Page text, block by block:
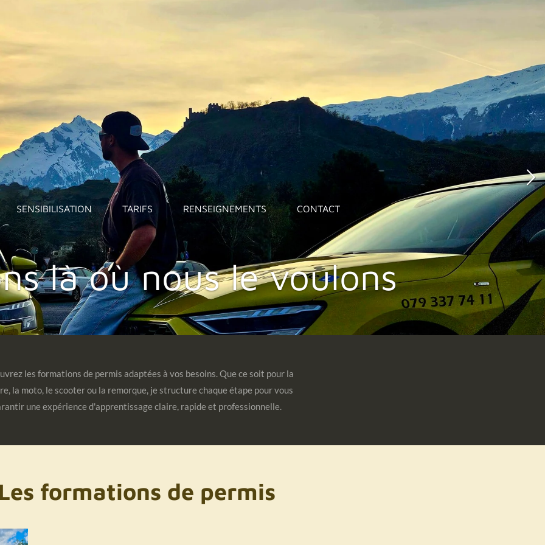
SENSIBILISATION TARIFS RENSEIGNEMENTS CONTACT
Ici ou ailleurs
les formations de permis adaptées à vos besoins. Que ce soit pour la
la moto, le scooter ou la remorque, je structure chaque étape pour vous
une expérience d'apprentissage claire, rapide et professionnelle.
formations de permis